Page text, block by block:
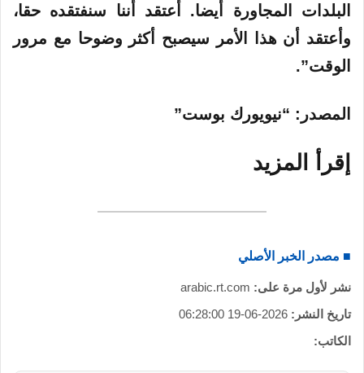
البلدات المجاورة أيضا. أعتقد أننا سنفتقده حقا،
وأعتقد أن هذا الأمر سيصبح أكثر وضوحا مع مرور
الوقت”.
المصدر : “نيويورك بوست”
إقرأ المزيد
■ مصدر الخبر الأصلي
نشر لأول مرة على: arabic.rt.com
تاريخ النشر: 2026-06-19 06:28:00
الكاتب: